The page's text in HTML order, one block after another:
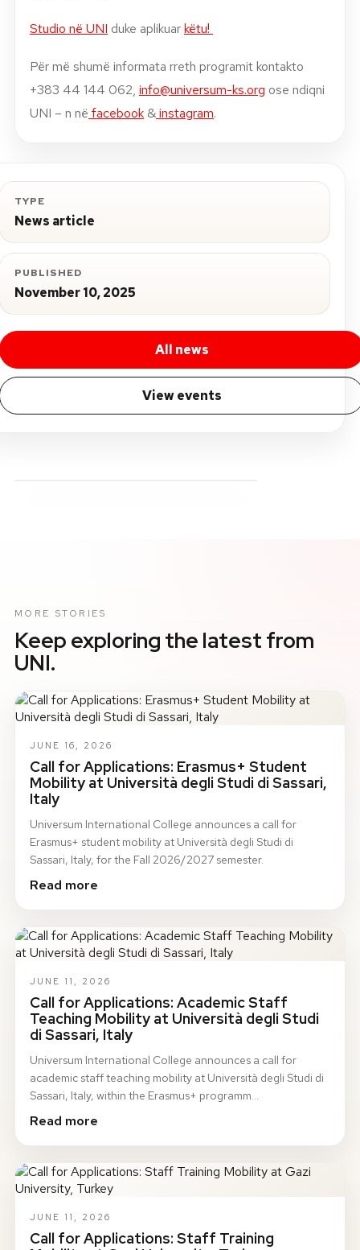
Studio në UNI duke aplikuarkëtu!
Për më shumë informata rreth programit kontakto
+383 44 144 062, info@universum-ks.org ose ndiqni
UNI – n në facebook &instagram.
TYPE
News article
PUBLISHED
November 10, 2025
All news
View events
MORE STORIES
Keep exploring the latest from
UNI.
JUNE 16, 2026
Call for Applications: Erasmus+ Student
Mobility at Università degli Studi di Sassari,
Italy
Universum International College announces a call for
Erasmus+ student mobility at Università degli Studi di
Sassari, Italy, for the Fall 2026/2027 semester.
Read more
JUNE 11, 2026
Call for Applications: Academic Staff
Teaching Mobility at Università degli Studi
di Sassari, Italy
Universum International College announces a call for
academic staff teaching mobility at Università degli Studi di
Sassari, Italy, within the Erasmus+ programm…
Read more
JUNE 11, 2026
Call for Applications: Staff Training